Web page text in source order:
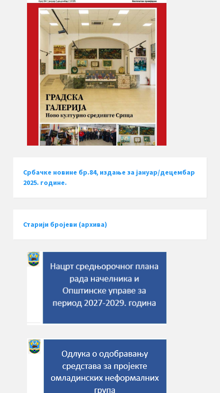
Србачке новине бр.84, издање за јануар/децембар
2025. године.
Старији бројеви (архива)